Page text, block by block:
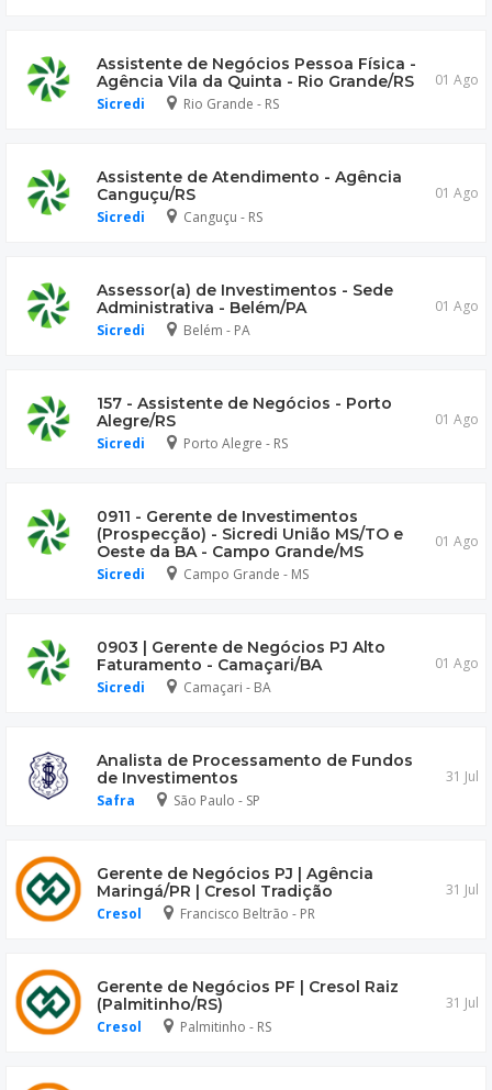
Assistente de Negócios Pessoa Física -
Agência Vila da Quinta - Rio Grande/RS
Sicredi Rio Grande - RS
01 Ago
Assistente de Atendimento - Agência
Canguçu/RS
Sicredi Canguçu - RS
01 Ago
Assessor(a) de Investimentos - Sede
Administrativa - Belém/PA
Sicredi Belém - PA
01 Ago
157 - Assistente de Negócios - Porto
Alegre/RS
Sicredi Porto Alegre - RS
01 Ago
0911 - Gerente de Investimentos
(Prospecção) - Sicredi União MS/TO e
Oeste da BA - Campo Grande/MS
Sicredi Campo Grande - MS
01 Ago
0903 | Gerente de Negócios PJ Alto
Faturamento - Camaçari/BA
Sicredi Camaçari - BA
01 Ago
Analista de Processamento de Fundos
de Investimentos
Safra São Paulo - SP
31 Jul
Gerente de Negócios PJ | Agência
Maringá/PR | Cresol Tradição
Cresol Francisco Beltrão - PR
31 Jul
Gerente de Negócios PF | Cresol Raiz
(Palmitinho/RS)
Cresol Palmitinho - RS
31 Jul